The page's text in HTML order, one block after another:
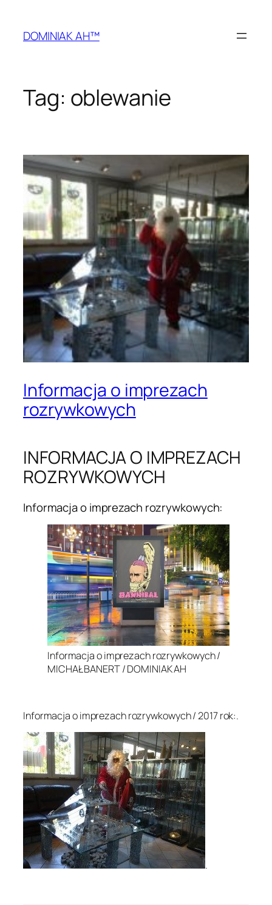
treściDOMINIAK AH™
Tag: oblewanie
Informacja o imprezach
rozrywkowych
INFORMACJA O IMPREZACH
ROZRYWKOWYCH
Informacja o imprezach rozrywkowych:
Informacja o imprezach rozrywkowych /
MICHAŁ BANERT / DOMINIAK AH
Informacja o imprezach rozrywkowych / 2017 rok:.
.